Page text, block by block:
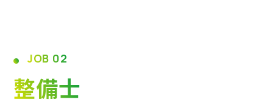
JOB 02
整備士